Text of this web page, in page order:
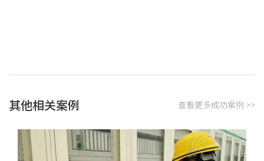
查看更多成功案例 >>
其他相关案例